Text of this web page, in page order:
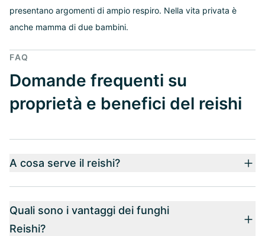
presentano argomenti di ampio respiro. Nella vita privata è
anche mamma di due bambini.
FAQ
Domande frequenti su
proprietà e benefici del reishi
A cosa serve il reishi?
Quali sono i vantaggi dei funghi
Reishi?